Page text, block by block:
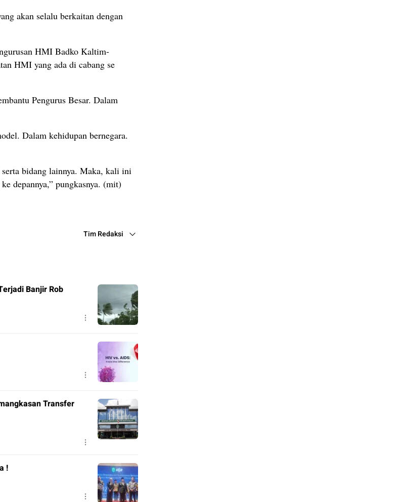
akan selalu berkaitan dengan
HMI Badko Kaltim-
HMI yang ada di cabang se
Pengurus Besar. Dalam
Dalam kehidupan bernegara.
bidang lainnya. Maka, kali ini
depannya,” pungkasnya. (mit)
Tim Redaksi
Banjir Rob
Transfer
!